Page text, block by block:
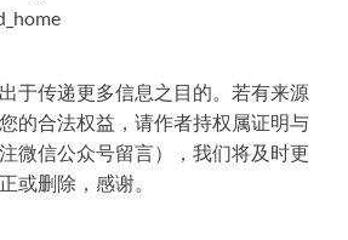
于传递更多信息之目的。若有来源
的合法权益，请作者持权属证明与
微信公众号留言），我们将及时更
正或删除，感谢。